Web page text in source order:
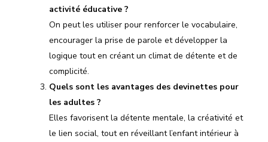
activité éducative ?
On peut les utiliser pour renforcer le vocabulaire,
encourager la prise de parole et développer la
logique tout en créant un climat de détente et de
complicité.
Quels sont les avantages des devinettes pour
les adultes ?
Elles favorisent la détente mentale, la créativité et
le lien social, tout en réveillant l’enfant intérieur à